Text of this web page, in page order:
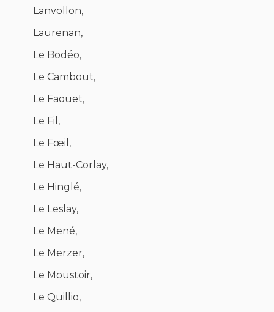
Lanvollon,
Laurenan,
Le Bodéo,
Le Cambout,
Le Faouët,
Le Fil,
Le Fœil,
Le Haut-Corlay,
Le Hinglé,
Le Leslay,
Le Mené,
Le Merzer,
Le Moustoir,
Le Quillio,